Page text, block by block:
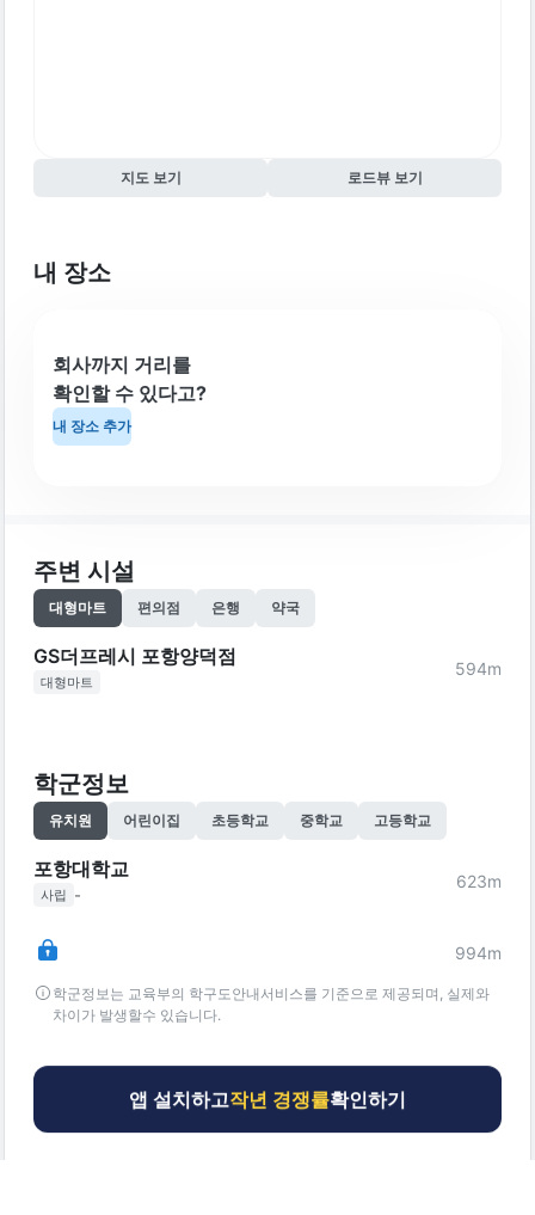
지도 보기 로드뷰 보기
내 장소
회사까지 거리를
확인할 수 있다고?
내 장소 추가
주변 시설
대형마트 편의점 은행 약국
GS더프레시 포항양덕점
대형마트
594m
학군정보
유치원 어린이집 초등학교 중학교 고등학교
포항대학교
사립 -
623m
994m
학군정보는 교육부의 학구도안내서비스를 기준으로 제공되며, 실제와
차이가 발생할수 있습니다.
앱 설치하고작년 경쟁률확인하기